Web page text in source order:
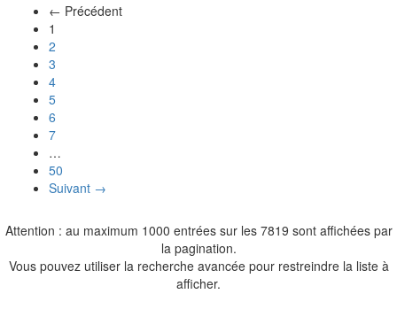
← Précédent
1
2
3
4
5
6
7
…
50
Suivant →
Attention : au maximum 1000 entrées sur les 7819 sont affichées par
la pagination.
Vous pouvez utiliser la recherche avancée pour restreindre la liste à
afficher.